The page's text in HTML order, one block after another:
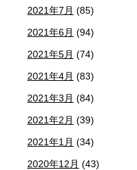
2021年7月 (85)
2021年6月 (94)
2021年5月 (74)
2021年4月 (83)
2021年3月 (84)
2021年2月 (39)
2021年1月 (34)
2020年12月 (43)